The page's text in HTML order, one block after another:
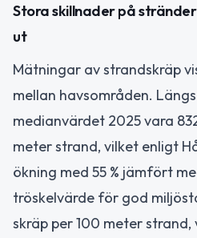
Stora skillnader på
ut
Mätningar av strandskräp
mellan havsområden.
medianvärdet 2025 vara
meter strand, vilket enligt
ökning med 55 % jämfört
tröskelvärde för god
skräp per 100 meter